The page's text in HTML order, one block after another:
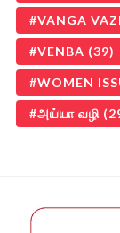
VANGA
VENBA (39)
WOMEN
அய்யா வழி